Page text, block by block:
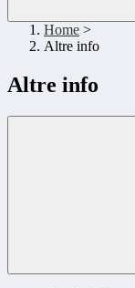
Home >
Altre info
Altre info